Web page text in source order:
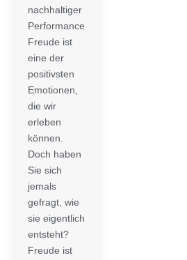
nachhaltiger
Performance
Freude ist
eine der
positivsten
Emotionen,
die wir
erleben
können.
Doch haben
Sie sich
jemals
gefragt, wie
sie eigentlich
entsteht?
Freude ist